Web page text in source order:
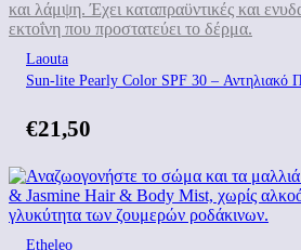
Laouta
Sun-lite Pearly Color SPF 30 – Αντηλιακό
€21,50
Etheleo